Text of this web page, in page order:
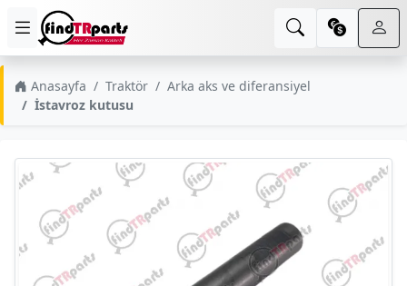
Anasayfa Traktör
Arka aks ve diferansiyel
İstavroz kutusu